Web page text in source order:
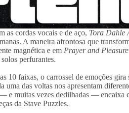
as cordas vocais e de aço, Tora Dahle
A maneira afrontosa que
magnética e em Prayer and Pleasure
perfurantes.
10 faixas, o carrossel de emoções
uma das voltas nos apresentam
e muitas vezes dedilhadas — encaixa
da Stave Puzzles.